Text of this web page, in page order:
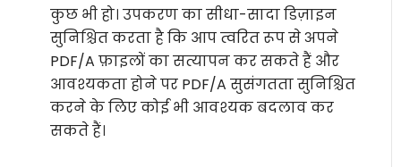
कुछ भी हो। उपकरण का सीधा-सादा डिज़ाइन
सुनिश्चित करता है कि आप त्वरित रूप से अपने
PDF/A फ़ाइलों का सत्यापन कर सकते हैं और
आवश्यकता होने पर PDF/A सुसंगतता सुनिश्चित
करने के लिए कोई भी आवश्यक बदलाव कर
सकते हैं।